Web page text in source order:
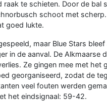
te schieten. Door de bal
schoot met
goed lukte.
maar Blue Stars bleef
in de aanval. De Alkmaarse
Ze gingen mee met het
georganiseerd, zodat de
veel fouten werden
het eindsignaal: 59-42.